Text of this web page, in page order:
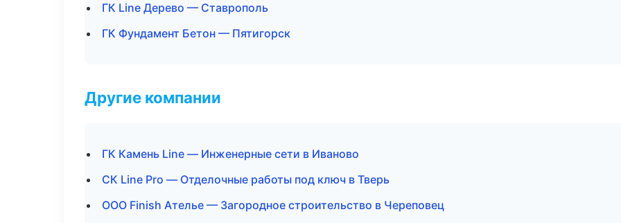
ГК Line Дерево — Ставрополь
ГК Фундамент Бетон — Пятигорск
Другие компании
ГК Камень Line — Инженерные сети в Иваново
СК Line Pro — Отделочные работы под ключ в Тверь
ООО Finish Ателье — Загородное строительство в Череповец